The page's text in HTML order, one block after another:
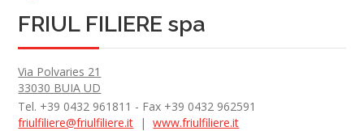
FRIUL FILIERE spa
Via Polvaries 21
33030 BUIA UD
Tel. +39 0432 961811 - Fax +39 0432 962591
friulfiliere@friulfiliere.it |www.friulfiliere.it